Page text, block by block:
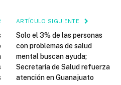
ARTÍCULO SIGUIENTE
Solo el 3% de las personas
con problemas de salud
mental buscan ayuda;
Secretaría de Salud refuerza
atención en Guanajuato